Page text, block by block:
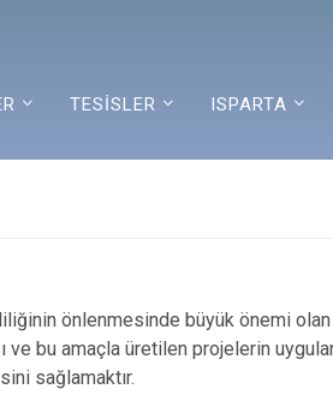
TESİSLER ISPARTA
önlenmesinde büyük önemi
ve bu amaçla üretilen projelerin
sağlamaktır.